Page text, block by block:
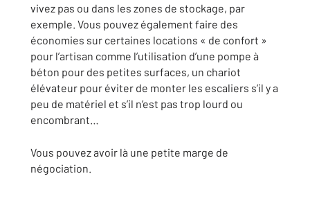
vivez pas ou dans les zones de stockage, par
exemple. Vous pouvez également faire des
économies sur certaines locations « de confort »
pour l’artisan comme l’utilisation d’une pompe à
béton pour des petites surfaces, un chariot
élévateur pour éviter de monter les escaliers s’il y a
peu de matériel et s’il n’est pas trop lourd ou
encombrant…
Vous pouvez avoir là une petite marge de
négociation.